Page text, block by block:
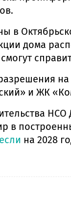
в
дома
и ЖК
в
на 2028